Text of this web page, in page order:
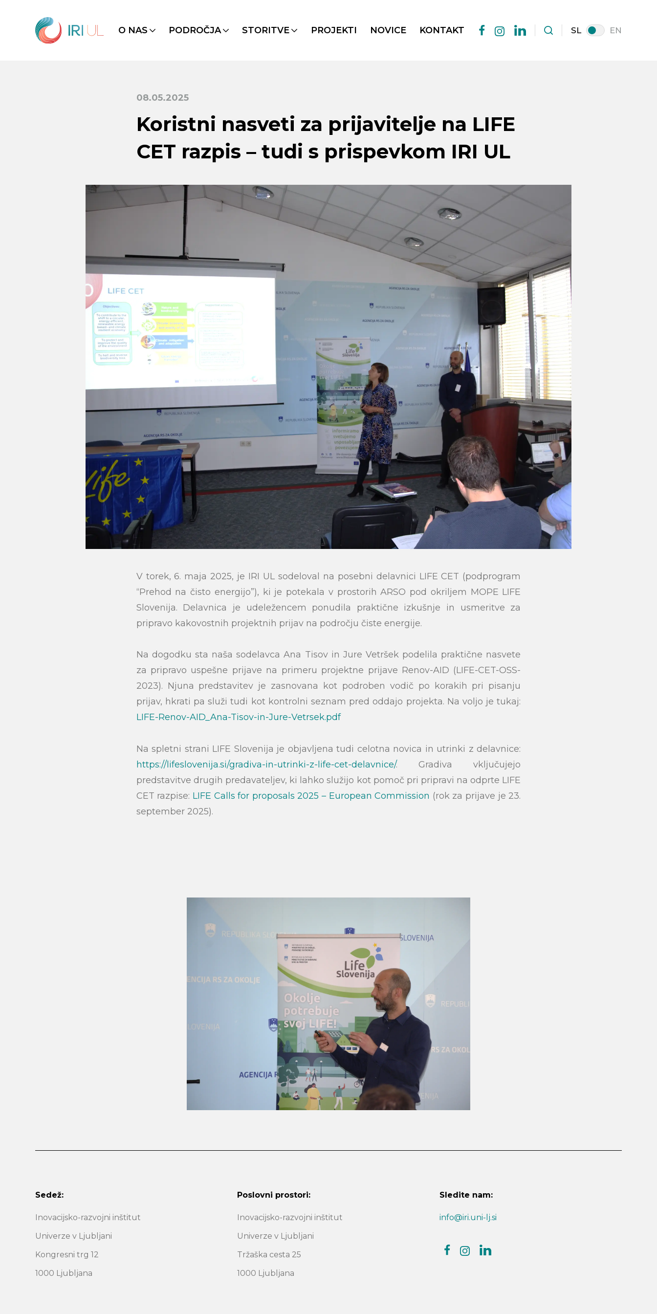
O NAS PODROČJA STORITVE PROJEKTI NOVICE KONTAKT SL EN
Search
08.05.2025
Koristni nasveti za prijavitelje na LIFE
CET razpis – tudi s prispevkom IRI UL
V torek, 6. maja 2025, je IRI UL sodeloval na posebni delavnici LIFE CET (podprogram
“Prehod na čisto energijo”), ki je potekala v prostorih ARSO pod okriljem MOPE LIFE
Slovenija. Delavnica je udeležencem ponudila praktične izkušnje in usmeritve za
pripravo kakovostnih projektnih prijav na področju čiste energije.
Na dogodku sta naša sodelavca Ana Tisov in Jure Vetršek podelila praktične nasvete
za pripravo uspešne prijave na primeru projektne prijave Renov-AID (LIFE-CET-OSS-
2023). Njuna predstavitev je zasnovana kot podroben vodič po korakih pri pisanju
prijav, hkrati pa služi tudi kot kontrolni seznam pred oddajo projekta. Na voljo je tukaj:
LIFE-Renov-AID_Ana-Tisov-in-Jure-Vetrsek.pdf
Na spletni strani LIFE Slovenija je objavljena tudi celotna novica in utrinki z delavnice:
https://lifeslovenija.si/gradiva-in-utrinki-z-life-cet-delavnice/. Gradiva vključujejo
predstavitve drugih predavateljev, ki lahko služijo kot pomoč pri pripravi na odprte LIFE
CET razpise: LIFE Calls for proposals 2025 – European Commission (rok za prijave je 23.
september 2025).
Sedež:
Inovacijsko-razvojni inštitut
Univerze v Ljubljani
Kongresni trg 12
1000 Ljubljana
Poslovni prostori:
Inovacijsko-razvojni inštitut
Univerze v Ljubljani
Tržaška cesta 25
1000 Ljubljana
Sledite nam:
info@iri.uni-lj.si